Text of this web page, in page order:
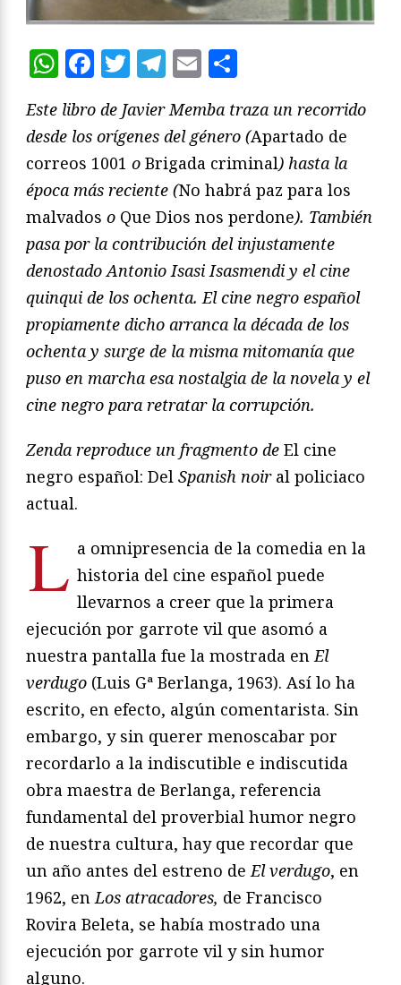
WhatsApp
Facebook
Twitter
Telegram
Email
Este libro de Javier Memba traza un recorrido
desde los orígenes del género (Apartado de
correos 1001 o Brigada criminal) hasta la
época más reciente (No habrá paz para los
malvados o Que Dios nos perdone). También
pasa por la contribución del injustamente
denostado Antonio Isasi Isasmendi y el cine
quinqui de los ochenta. El cine negro español
propiamente dicho arranca la década de los
ochenta y surge de la misma mitomanía que
puso en marcha esa nostalgia de la novela y el
cine negro para retratar la corrupción.
Zenda reproduce un fragmento de El cine
negro español: Del Spanish noiral policiaco
actual.
L a omnipresencia de la comedia en la
historia del cine español puede
llevarnos a creer que la primera
ejecución por garrote vil que asomó a
nuestra pantalla fue la mostrada en El
verdugo (Luis Gª Berlanga, 1963). Así lo ha
escrito, en efecto, algún comentarista. Sin
embargo, y sin querer menoscabar por
recordarlo a la indiscutible e indiscutida
obra maestra de Berlanga, referencia
fundamental del proverbial humor negro
de nuestra cultura, hay que recordar que
un año antes del estreno de El verdugo, en
1962, en Los atracadores, de Francisco
Rovira Beleta, se había mostrado una
ejecución por garrote vil y sin humor
alguno.